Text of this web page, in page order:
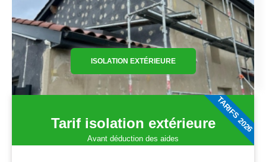
ISOLATION EXTÉRIEURE
Tarif isolation extérieure
Avant déduction des aides
TARIFS 2026